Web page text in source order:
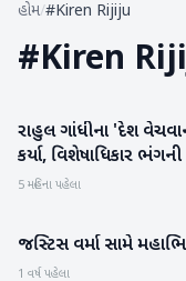
હોમ/#Kiren Rijiju
#Kiren
રાષ્ટ્રીય
રાહુલ ગાંધીના 'દેશ
કર્યા, વિશેષાધિકાર
5 મહિના પહેલા
રાષ્ટ્રીય
જસ્ટિસ વર્મા સામે
1 વર્ષ પહેલા